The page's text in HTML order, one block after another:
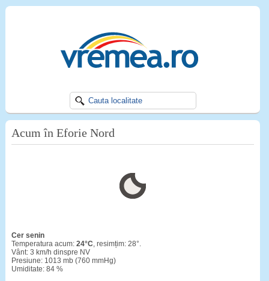
Acum în Eforie Nord
cer senin
Temperatura acum: 24°C, resimțim: 28°.
Vânt: 3 km/h dinspre NV
Presiune: 1013 mb (760 mmHg)
Umiditate: 84 %